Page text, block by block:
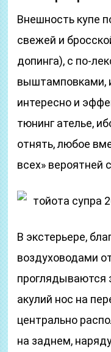
Внешность купе
свежей и
допинга), с по-
выштамповками,
интересно и
тюнинг ателье,
отнять, любое
всех» вероятней
тойота супра
В экстерьере,
воздуховодами
проглядываются
акулий нос на
центрально
на заднем,